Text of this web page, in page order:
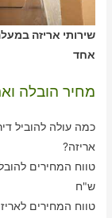
שירותי אריזה
אחד
מחיר הובלה
אריזה?
ש"ח